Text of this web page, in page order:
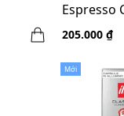
Espresso
10 Viên x
205.000 ₫
Mới